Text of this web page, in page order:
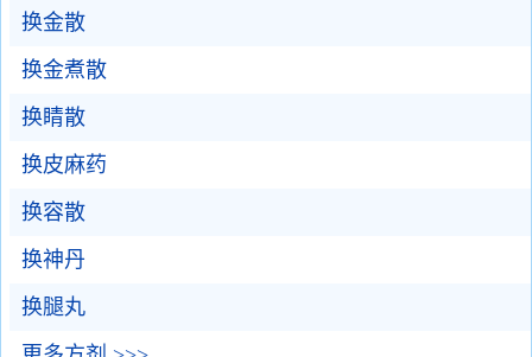
换金散
换金煮散
换睛散
换皮麻药
换容散
换神丹
换腿丸